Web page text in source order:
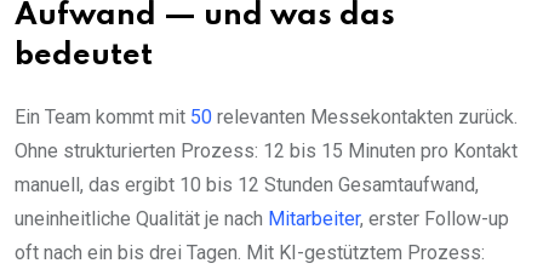
Aufwand — und was das
bedeutet
Ein Team kommt mit 50 relevanten Messekontakten zurück.
Ohne strukturierten Prozess: 12 bis 15 Minuten pro Kontakt
manuell, das ergibt 10 bis 12 Stunden Gesamtaufwand,
uneinheitliche Qualität je nach Mitarbeiter, erster Follow-up
oft nach ein bis drei Tagen. Mit KI-gestütztem Prozess: